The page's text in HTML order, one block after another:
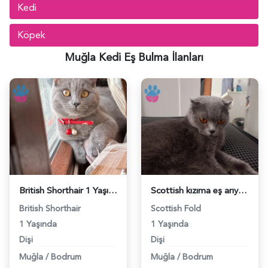
Kedi
Köpek
Muğla Kedi Eş Bulma İlanları
British Shorthair 1 Yaşında Eş Arıyor - 118984662
British Shorthair
1 Yaşında
Dişi
Muğla / Bodrum
Scottish kızıma eş arıyorum - 118984476
Scottish Fold
1 Yaşında
Dişi
Muğla / Bodrum